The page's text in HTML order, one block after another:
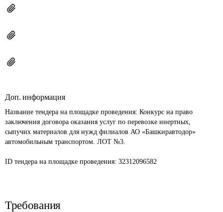
Доп. информация
Название тендера на площадке проведения: Конкурс на право
заключения договора оказания услуг по перевозке инертных,
сыпучих материалов для нужд филиалов АО «Башкиравтодор»
автомобильным транспортом. ЛОТ №3.
ID тендера на площадке проведения: 32312096582
Требования